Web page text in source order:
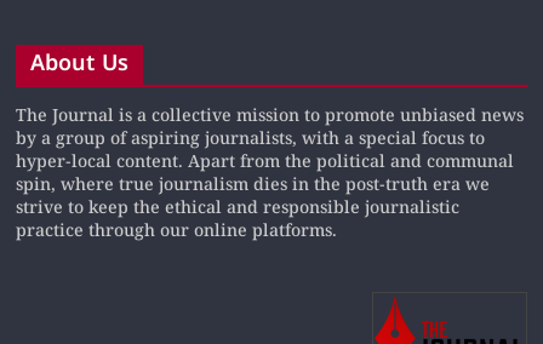
About Us
The Journal is a collective mission to promote unbiased news
by a group of aspiring journalists, with a special focus to
hyper-local content. Apart from the political and communal
spin, where true journalism dies in the post-truth era we
strive to keep the ethical and responsible journalistic
practice through our online platforms.